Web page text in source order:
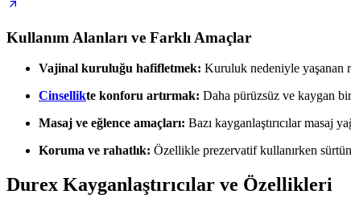
Kullanım Alanları ve Farklı Amaçlar
Vajinal kuruluğu hafifletmek: Kuruluk nedeniyle yaşanan
Cinsellikte konforu artırmak: Daha pürüzsüz ve kaygan
Masaj ve eğlence amaçları: Bazı kayganlaştırıcılar masaj
Koruma ve rahatlık: Özellikle prezervatif kullanırken
Durex Kayganlaştırıcılar ve Özellikleri